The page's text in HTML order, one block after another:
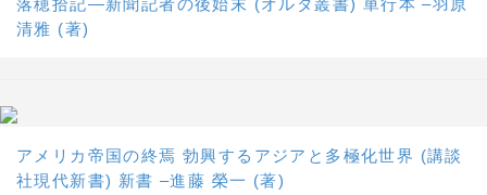
清雅 (著)
アメリカ帝国の終焉 勃興するアジアと多極化世界 (講談
社現代新書) 新書 –進藤 榮一 (著)